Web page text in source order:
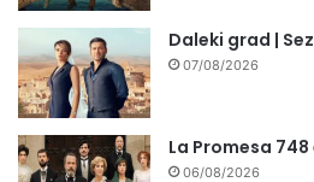
Daleki grad |
07/08/2026
La Promesa
06/08/2026